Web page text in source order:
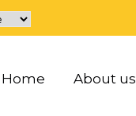
Home About us